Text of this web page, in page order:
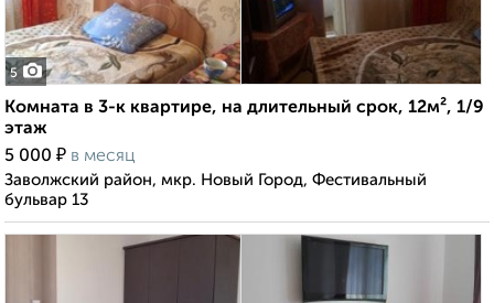
5
Комната в 3-к квартире, на длительный срок, 12м², 1/9
этаж
5 000 ₽ в месяц
Заволжский район, мкр. Новый Город, Фестивальный
бульвар 13